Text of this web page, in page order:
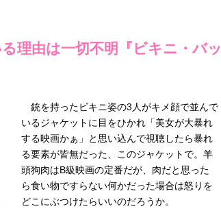
理由は一切不明『ビキニ・バッ
銃を持ったビキニ姿の3人がキメ顔で並んで
いるジャケットに目をひかれ「美女が大暴れ
する映画かぁ」と思い込んで視聴したら暴れ
る要素が皆無だった、このジャケットで。羊
頭狗肉はB級映画の定番だが、肉だと思った
ら食い物ですらない何かだった場合は怒りを
どこにぶつけたらいいのだろうか。